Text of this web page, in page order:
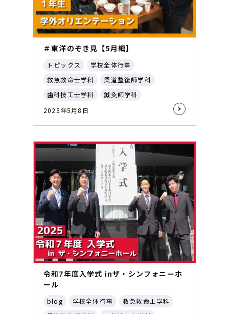
＃東洋のぞき見【5月編】
トピックス
学校全体行事
救急救命士学科
柔道整復師学科
歯科技工士学科
鍼灸師学科
2025年5月8日
令和7年度入学式 inザ・シンフォニーホ
ール
blog 学校全体行事
救急救命士学科